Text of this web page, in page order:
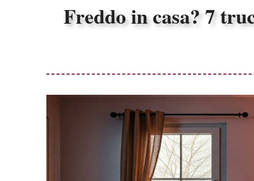
Freddo in casa? 7